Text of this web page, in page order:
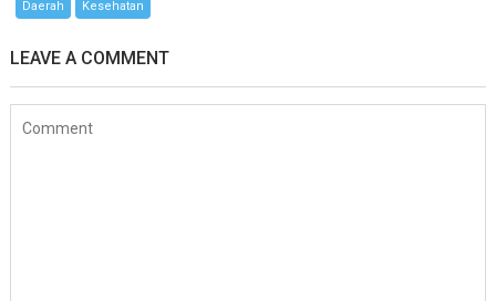
Daerah Kesehatan
LEAVE A COMMENT